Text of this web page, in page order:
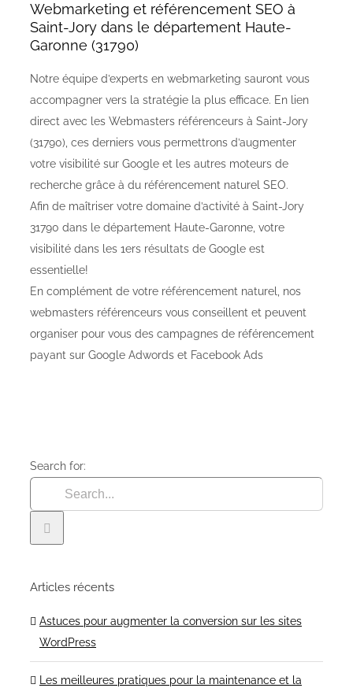
Webmarketing et référencement SEO à
Saint-Jory dans le département Haute-
Garonne (31790)
Notre équipe d’experts en webmarketing sauront vous
accompagner vers la stratégie la plus efficace. En lien
direct avec les Webmasters référenceurs à Saint-Jory
(31790), ces derniers vous permettrons d’augmenter
votre visibilité sur Google et les autres moteurs de
recherche grâce à du référencement naturel SEO.
Afin de maîtriser votre domaine d’activité à Saint-Jory
31790 dans le département Haute-Garonne, votre
visibilité dans les 1ers résultats de Google est
essentielle!
En complément de votre référencement naturel, nos
webmasters référenceurs vous conseillent et peuvent
organiser pour vous des campagnes de référencement
payant sur Google Adwords et Facebook Ads
Search for:
Articles récents
Astuces pour augmenter la conversion sur les sites
WordPress
Les meilleures pratiques pour la maintenance et la